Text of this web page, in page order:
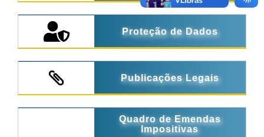
Proteção de Dados
Publicações Legais
Quadro de Emendas
Impositivas